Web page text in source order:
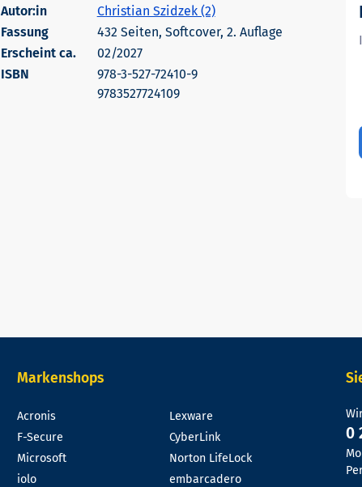
Autor:in
Christian Szidzek (2)
432 Seiten, Softcover, 2. Auflage
Erscheint ca.
02/2027
978-3-527-72410-9
9783527724109
Markenshops
Acronis
F-Secure
Microsoft
iolo
Lexware
CyberLink
Norton LifeLock
embarcadero
0